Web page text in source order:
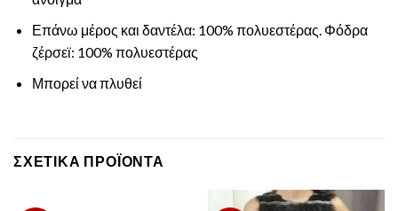
Επάνω μέρος και δαντέλα: 100% πολυεστέρας. Φόδρα
ζέρσεϊ: 100% πολυεστέρας
Μπορεί να πλυθεί
ΣΧΕΤΙΚΆ ΠΡΟΪΌΝΤΑ